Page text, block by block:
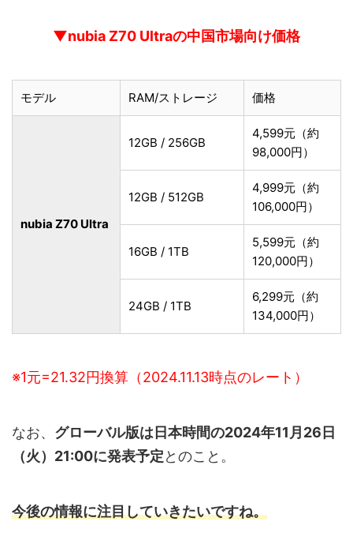
▼nubia Z70 Ultraの中国市場向け価格
モデル RAM/ストレージ 価格
nubia Z70 Ultra
12GB / 256GB
4,599元（約
98,000円）
12GB / 512GB
4,999元（約
106,000円）
16GB / 1TB
5,599元（約
120,000円）
24GB / 1TB
6,299元（約
134,000円）
※1元=21.32円換算（2024.11.13時点のレート）
なお、 グローバル版は日本時間の2024年11月26日
（火）21:00に発表予定とのこと。
今後の情報に注目していきたいですね。